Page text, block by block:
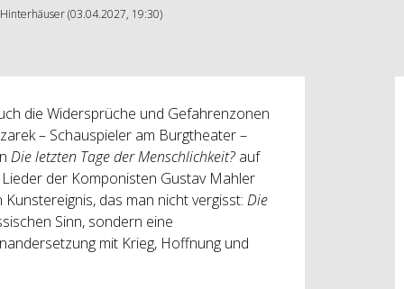
(03.04.2027, 19:30)
die Widersprüche und Gefahrenzonen
– Schauspieler am Burgtheater –
Die letzten Tage der Menschlichkeit?auf
der Komponisten Gustav Mahler
das man nicht vergisst: Die
Sinn, sondern eine
mit Krieg, Hoffnung und